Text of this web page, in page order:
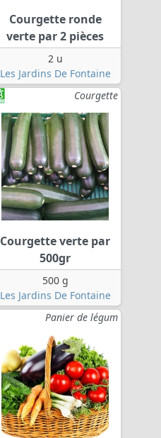
Courgette ronde
verte par 2 pièces
2 u
Les Jardins De Fontaine
Courgette
Courgette verte par
500gr
500 g
Les Jardins De Fontaine
Panier de légum